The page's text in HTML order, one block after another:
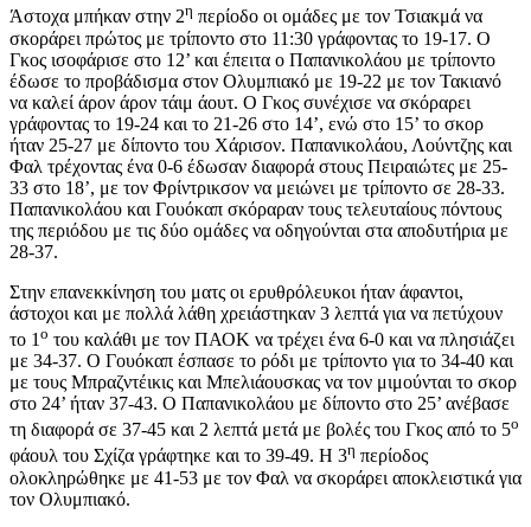
Άστοχα μπήκαν στην 2η περίοδο οι ομάδες με τον Τσιακμά να
σκοράρει πρώτος με τρίποντο στο 11:30 γράφοντας το 19-17. Ο
Γκος ισοφάρισε στο 12’ και έπειτα ο Παπανικολάου με τρίποντο
έδωσε το προβάδισμα στον Ολυμπιακό με 19-22 με τον Τακιανό
να καλεί άρον άρον τάιμ άουτ. Ο Γκος συνέχισε να σκόραρει
γράφοντας το 19-24 και το 21-26 στο 14’, ενώ στο 15’ το σκορ
ήταν 25-27 με δίποντο του Χάρισον. Παπανικολάου, Λούντζης και
Φαλ τρέχοντας ένα 0-6 έδωσαν διαφορά στους Πειραιώτες με 25-
33 στο 18’, με τον Φρίντρικσον να μειώνει με τρίποντο σε 28-33.
Παπανικολάου και Γουόκαπ σκόραραν τους τελευταίους πόντους
της περιόδου με τις δύο ομάδες να οδηγούνται στα αποδυτήρια με
28-37.
Στην επανεκκίνηση του ματς οι ερυθρόλευκοι ήταν άφαντοι,
άστοχοι και με πολλά λάθη χρειάστηκαν 3 λεπτά για να πετύχουν
το 1 ο του καλάθι με τον ΠΑΟΚ να τρέχει ένα 6-0 και να πλησιάζει
με 34-37. Ο Γουόκαπ έσπασε το ρόδι με τρίποντο για το 34-40 και
με τους Μπραζντέικις και Μπελιάουσκας να τον μιμούνται το σκορ
στο 24’ ήταν 37-43. Ο Παπανικολάου με δίποντο στο 25’ ανέβασε
τη διαφορά σε 37-45 και 2 λεπτά μετά με βολές του Γκος από το 5ο
φάουλ του Σχίζα γράφτηκε και το 39-49. Η 3η περίοδος
ολοκληρώθηκε με 41-53 με τον Φαλ να σκοράρει αποκλειστικά για
τον Ολυμπιακό.